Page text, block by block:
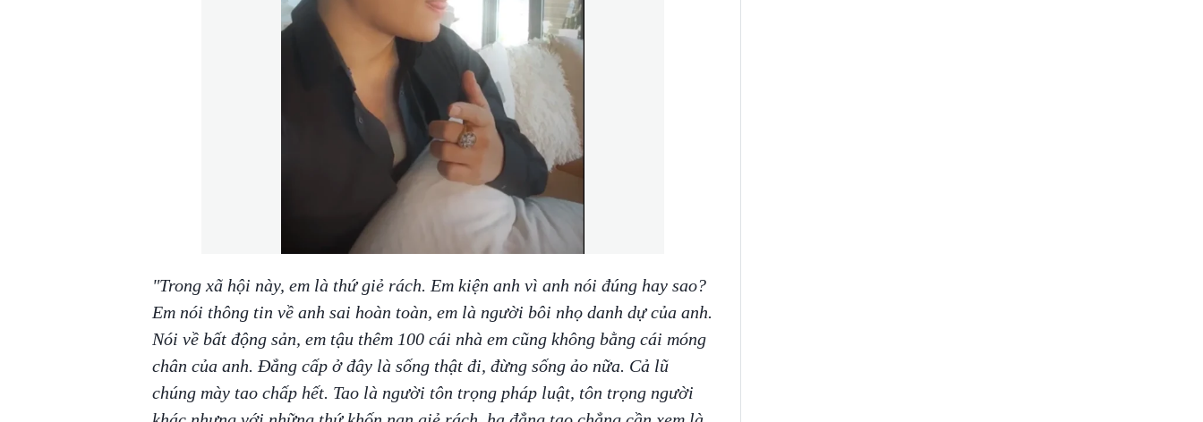
"Trong xã hội này, em là thứ giẻ rách. Em kiện anh vì anh nói đúng hay sao?
Em nói thông tin về anh sai hoàn toàn, em là người bôi nhọ danh dự của anh.
Nói về bất động sản, em tậu thêm 100 cái nhà em cũng không bằng cái móng
chân của anh. Đẳng cấp ở đây là sống thật đi, đừng sống ảo nữa. Cả lũ
chúng mày tao chấp hết. Tao là người tôn trọng pháp luật, tôn trọng người